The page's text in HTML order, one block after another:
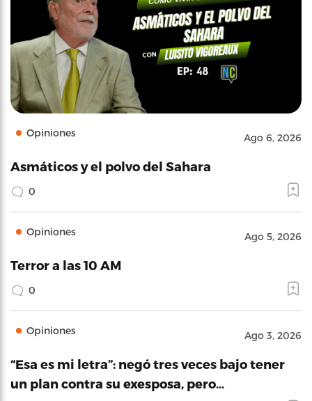
Opiniones Ago 6, 2026
Asmáticos y el polvo del Sahara
0
Opiniones Ago 5, 2026
Terror a las 10 AM
0
Opiniones Ago 3, 2026
“Esa es mi letra”: negó tres veces bajo tener
un plan contra su exesposa, pero…